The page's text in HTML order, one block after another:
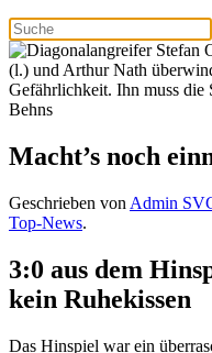
Macht’s noch
Geschrieben von Admin
Top-News.
3:0 aus dem
kein Ruhekissen
Das Hinspiel war ein